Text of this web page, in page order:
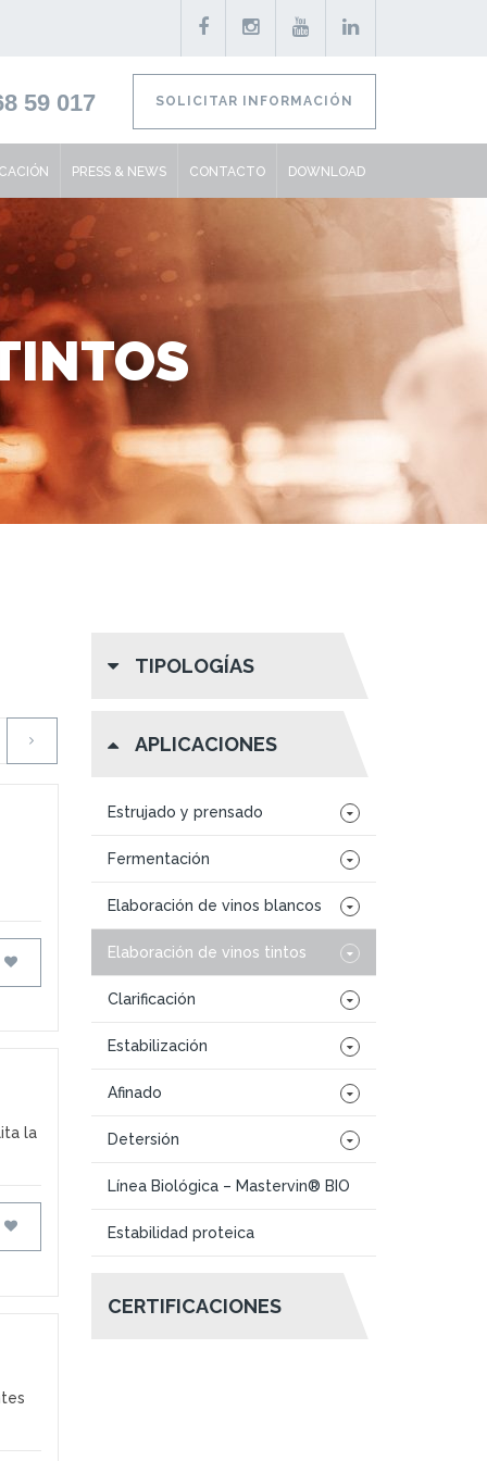
59 017 SOLICITAR INFORMACIÓN
PRESS & NEWS CONTACTO DOWNLOAD
FAVORITOS
la
FAVORITOS
TIPOLOGÍAS
APLICACIONES
Estrujado y prensado
Fermentación
Elaboración de vinos blancos
Elaboración de vinos tintos
Clarificación
Estabilización
Afinado
Detersión
Línea Biológica – Mastervin® BIO
Estabilidad proteica
CERTIFICACIONES